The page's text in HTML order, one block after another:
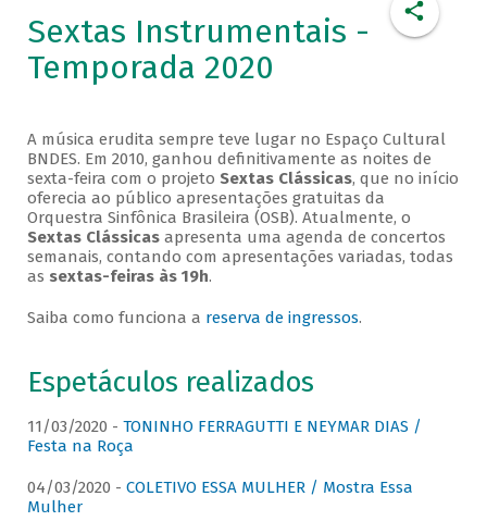
Sextas Instrumentais -
Temporada 2020
A música erudita sempre teve lugar no Espaço Cultural
BNDES. Em 2010, ganhou definitivamente as noites de
sexta-feira com o projeto Sextas Clássicas, que no início
oferecia ao público apresentações gratuitas da
Orquestra Sinfônica Brasileira (OSB). Atualmente, o
Sextas Clássicasapresenta uma agenda de concertos
semanais, contando com apresentações variadas, todas
as sextas-feiras às 19h.
Saiba como funciona a reserva de ingressos.
Espetáculos realizados
11/03/2020 - TONINHO FERRAGUTTI E NEYMAR DIAS /
Festa na Roça
04/03/2020 - COLETIVO ESSA MULHER / Mostra Essa
Mulher